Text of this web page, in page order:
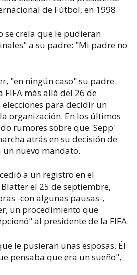
de Fútbol, en 1998.
se creía que le pudieran
a su padre: "Mi padre no
"en ningún caso" su padre
FIFA más allá del 26 de
para decidir un
organización. En los últimos
rumores sobre que 'Sepp'
atrás en su decisión de
nuevo mandato.
a un registro en el
el 25 de septiembre,
-con algunas pausas-,
un procedimiento que
al presidente de la FIFA.
le pusieran unas esposas. Él
pensaba que era un sueño",